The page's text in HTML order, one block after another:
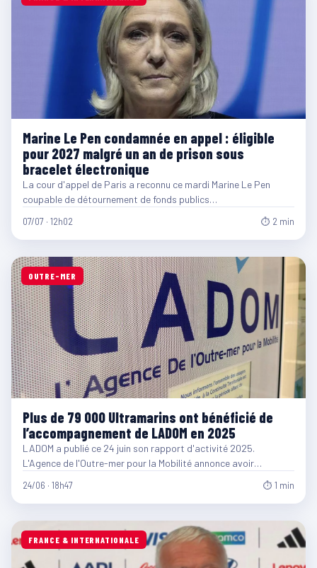
Marine Le Pen condamnée en appel : éligible
pour 2027 malgré un an de prison sous
bracelet électronique
La cour d'appel de Paris a reconnu ce mardi Marine Le Pen
coupable de détournement de fonds publics…
07/07 · 12h02 ⏱ 2 min
OUTRE-MER
Plus de 79 000 Ultramarins ont bénéficié de
l’accompagnement de LADOM en 2025
LADOM a publié ce 24 juin son rapport d'activité 2025.
L'Agence de l'Outre-mer pour la Mobilité annonce avoir…
24/06 · 18h47 ⏱ 1 min
FRANCE & INTERNATIONALE